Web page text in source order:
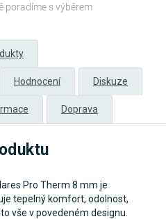
poradíme s výběrem
Hodnocení Diskuze
Doprava
Pro Therm 8 mm je
tepelný komfort, odolnost,
vše v povedeném designu.